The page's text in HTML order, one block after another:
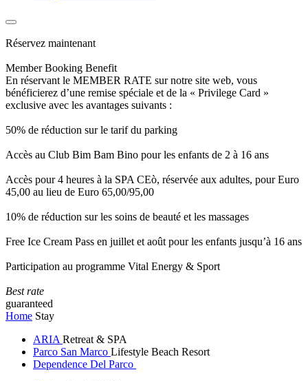
Réservez maintenant
Member Booking Benefit
En réservant le MEMBER RATE sur notre site web, vous
bénéficierez d’une remise spéciale et de la « Privilege Card »
exclusive avec les avantages suivants :
50% de réduction sur le tarif du parking
Accès au Club Bim Bam Bino pour les enfants de 2 à 16 ans
Accès pour 4 heures à la SPA CEò, réservée aux adultes, pour Euro
45,00 au lieu de Euro 65,00/95,00
10% de réduction sur les soins de beauté et les massages
Free Ice Cream Pass en juillet et août pour les enfants jusqu’à 16 ans
Participation au programme Vital Energy & Sport
Best rate
guaranteed
Home Stay
ARIA Retreat & SPA
Parco San Marco Lifestyle Beach Resort
Dependence Del Parco